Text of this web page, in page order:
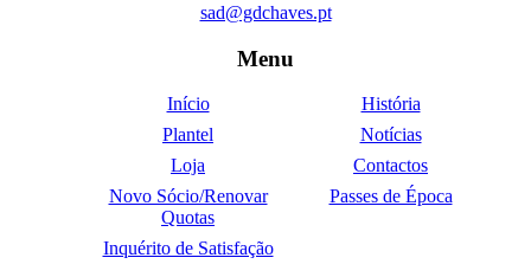
sad@gdchaves.pt
Menu
Início
História
Plantel
Notícias
Loja
Contactos
Novo Sócio/Renovar
Quotas
Passes de Época
Inquérito de Satisfação